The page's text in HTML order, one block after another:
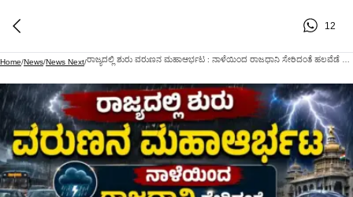
12
Home/News/News Next/